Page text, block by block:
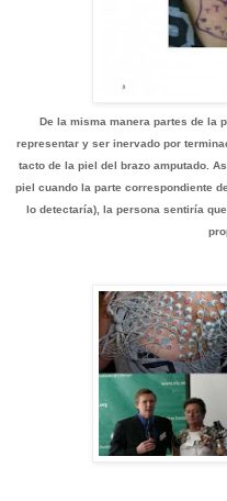
De la misma manera partes de la
representar y ser inervado por
tacto de la piel del brazo amputado.
piel cuando la parte correspondiente
lo detectaría), la persona sentiría